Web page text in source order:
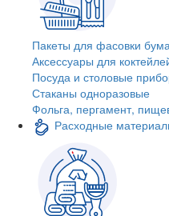
Пакеты для фасовки
Аксессуары для
Посуда и столовые
Стаканы одноразовые
Фольга, пергамент,
Расходные